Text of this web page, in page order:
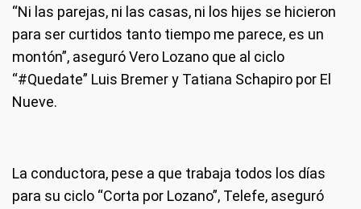
“Ni las parejas, ni las casas, ni los hijes se hicieron
para ser curtidos tanto tiempo me parece, es un
montón”, aseguró Vero Lozano que al ciclo
“#Quedate” Luis Bremer y Tatiana Schapiro por El
Nueve.
La conductora, pese a que trabaja todos los días
para su ciclo “Corta por Lozano”, Telefe, aseguró